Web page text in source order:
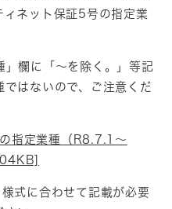
ィネット保証5号の指定業
欄に「～を除く。」等記
はないので、ご注意くだ
指定業種（R8.7.1～
式に合わせて記載が必要